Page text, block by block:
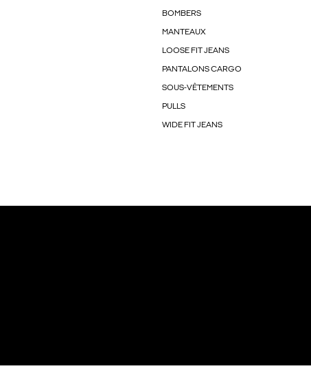
BOMBERS
MANTEAUX
LOOSE FIT JEANS
PANTALONS CARGO
SOUS-VÊTEMENTS
PULLS
WIDE FIT JEANS